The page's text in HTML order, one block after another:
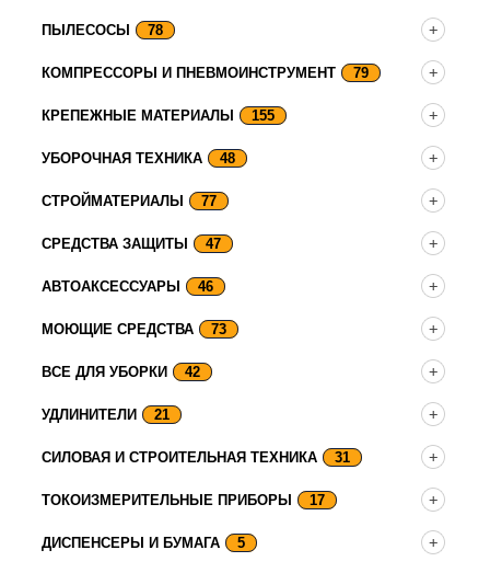
ПЫЛЕСОСЫ 78
КОМПРЕССОРЫ И ПНЕВМОИНСТРУМЕНТ 79
КРЕПЕЖНЫЕ МАТЕРИАЛЫ 155
УБОРОЧНАЯ ТЕХНИКА 48
СТРОЙМАТЕРИАЛЫ 77
СРЕДСТВА ЗАЩИТЫ 47
АВТОАКСЕССУАРЫ 46
МОЮЩИЕ СРЕДСТВА 73
ВСЕ ДЛЯ УБОРКИ 42
УДЛИНИТЕЛИ 21
СИЛОВАЯ И СТРОИТЕЛЬНАЯ ТЕХНИКА 31
ТОКОИЗМЕРИТЕЛЬНЫЕ ПРИБОРЫ 17
ДИСПЕНСЕРЫ И БУМАГА 5